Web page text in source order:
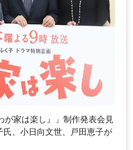
が家は楽し』」制作発表会見
、小日向文世、戸田恵子が